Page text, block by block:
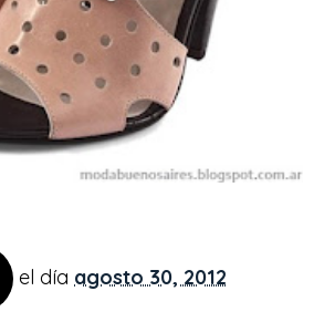
el día agosto 30, 2012